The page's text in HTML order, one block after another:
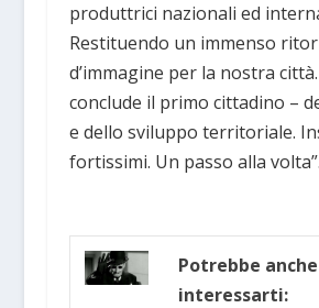
produttrici nazionali ed
Restituendo un immenso
d’immagine per la nostra
conclude il primo cittadino –
e dello sviluppo territoriale.
fortissimi. Un passo alla volta”.
Potrebbe anche
interessarti: